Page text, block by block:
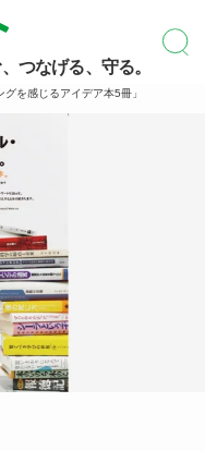
つなげる、守る。
を感じるアイデア本5冊」